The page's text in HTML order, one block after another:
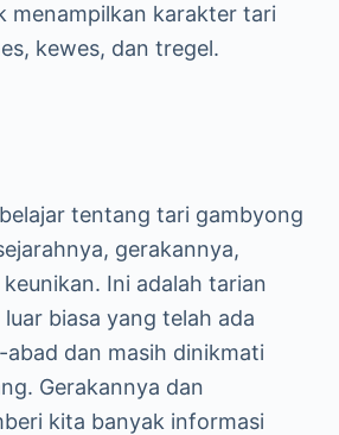
menampilkan karakter tari
kewes, dan tregel.
tentang tari gambyong
gerakannya,
Ini adalah tarian
biasa yang telah ada
abad dan masih dinikmati
Gerakannya dan
kita banyak informasi